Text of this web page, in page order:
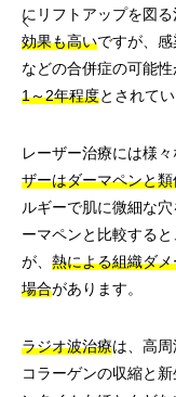
にリフトアップを図る
効果も高いですが、
などの合併症の可能性
1～2年程度とされてい
レーザー治療には様々
ザーはダーマペンと
ルギーで肌に微細な
ーマペンと比較する
が、 熱による組織ダ
場合があります。
ラジオ波治療は、高周
コラーゲンの収縮と